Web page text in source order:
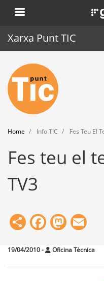
.
Xarxa Punt TIC
Home
Punt TIC
News
Events
Training
Tools
Home Info TIC Fes Teu El
Fes teu el
TV3
Share
19/04/2010- Oficina Tècnica